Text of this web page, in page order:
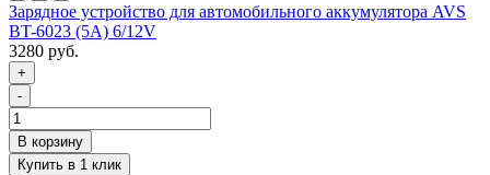
Зарядное устройство для автомобильного аккумулятора AVS
BT-6023 (5A) 6/12V
3280 руб.
+
-